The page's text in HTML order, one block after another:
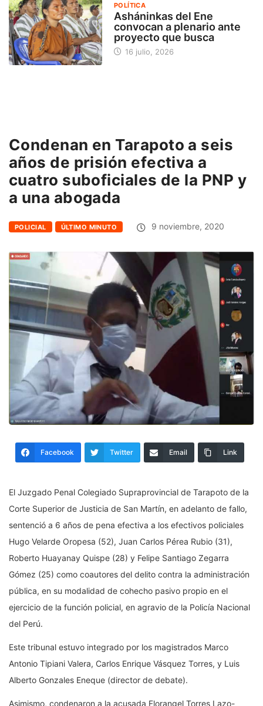
POLÍTICA
Asháninkas del Ene
convocan a plenario ante
proyecto que busca
16 julio, 2026
Condenan en Tarapoto a seis
años de prisión efectiva a
cuatro suboficiales de la PNP y
a una abogada
POLICIAL ÚLTIMO MINUTO 9 noviembre, 2020
Facebook Twitter Email Link
El Juzgado Penal Colegiado Supraprovincial de Tarapoto de la
Corte Superior de Justicia de San Martín, en adelanto de fallo,
sentenció a 6 años de pena efectiva a los efectivos policiales
Hugo Velarde Oropesa (52), Juan Carlos Pérea Rubio (31),
Roberto Huayanay Quispe (28) y Felipe Santiago Zegarra
Gómez (25) como coautores del delito contra la administración
pública, en su modalidad de cohecho pasivo propio en el
ejercicio de la función policial, en agravio de la Policía Nacional
del Perú.
Este tribunal estuvo integrado por los magistrados Marco
Antonio Tipiani Valera, Carlos Enrique Vásquez Torres, y Luis
Alberto Gonzales Eneque (director de debate).
Asimismo, condenaron a la acusada Florangel Torres Lazo-